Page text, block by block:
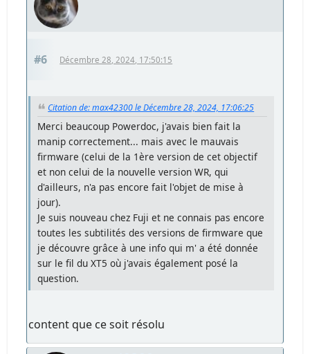
#6 Décembre 28, 2024, 17:50:15
Citation de: max42300 le Décembre 28, 2024, 17:06:25
Merci beaucoup Powerdoc, j'avais bien fait la
manip correctement... mais avec le mauvais
firmware (celui de la 1ère version de cet objectif
et non celui de la nouvelle version WR, qui
d'ailleurs, n'a pas encore fait l'objet de mise à
jour).
Je suis nouveau chez Fuji et ne connais pas encore
toutes les subtilités des versions de firmware que
je découvre grâce à une info qui m' a été donnée
sur le fil du XT5 où j'avais également posé la
question.
content que ce soit résolu